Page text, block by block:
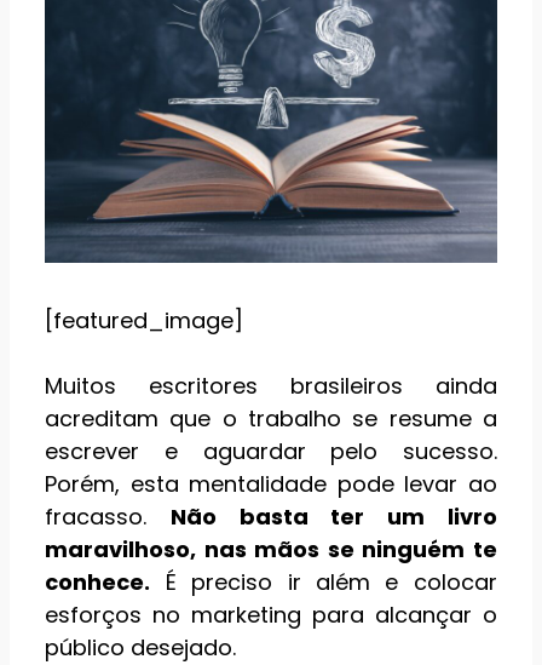
[featured_image]
Muitos escritores brasileiros ainda
acreditam que o trabalho se resume a
escrever e aguardar pelo sucesso.
Porém, esta mentalidade pode levar ao
fracasso. Não basta ter um livro
maravilhoso, nas mãos se ninguém te
conhece. É preciso ir além e colocar
esforços no marketing para alcançar o
público desejado.